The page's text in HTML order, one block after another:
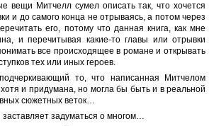
вещи Митчелл сумел описать так, что хочется
и до самого конца не отрываясь, а потом через
его, потому что данная книга, как мне
и перечитывая какие-то главы или отрывки
все происходящее в романе и открывать
тех или иных героев.
то, что написанная Митчелом
и придумана, но могла бы быть и в реальной
сюжетных веток…
заставляет задуматься о многом…